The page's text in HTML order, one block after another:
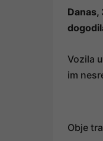
Vozila
im
Obje